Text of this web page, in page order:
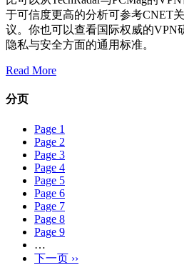
于可信度更高的分析可参考CNET
议。你也可以查看国际权威的VPN
隐私与安全方面的通用标准。
Read More
分页
Page 1
Page 2
Page 3
Page 4
Page 5
Page 6
Page 7
Page 8
Page 9
…
下一页 ››